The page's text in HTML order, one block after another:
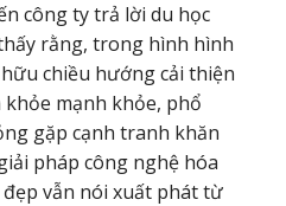
công ty trả lời du học
rằng, trong hình hình
chiều hướng cải thiện
mạnh khỏe, phổ
gặp cạnh tranh khăn
pháp công nghệ hóa
đẹp vẫn nói xuất phát từ